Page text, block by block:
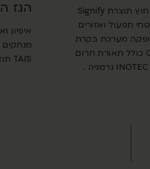
אפיון ואספקת גופי תאורת חוץ תוצרת Signify
תפעול ואזורים
מערכת בקרת
חרום מרכזית מדגם CLS 24 כולל תאורת חרום
הגז
איפיון
TAIS תוצרת חברת Palazzoli איטליה.